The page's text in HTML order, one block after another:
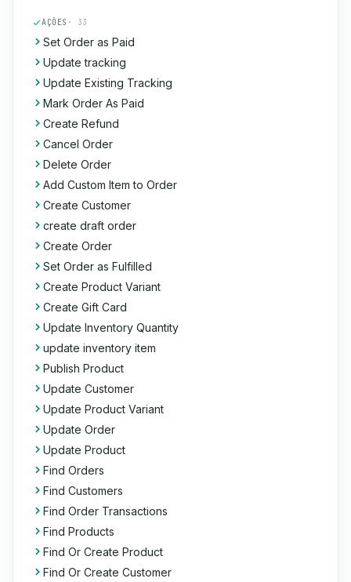
AÇÕES · 33
Set Order as Paid
Update tracking
Update Existing Tracking
Mark Order As Paid
Create Refund
Cancel Order
Delete Order
Add Custom Item to Order
Create Customer
create draft order
Create Order
Set Order as Fulfilled
Create Product Variant
Create Gift Card
Update Inventory Quantity
update inventory item
Publish Product
Update Customer
Update Product Variant
Update Order
Update Product
Find Orders
Find Customers
Find Order Transactions
Find Products
Find Or Create Product
Find Or Create Customer